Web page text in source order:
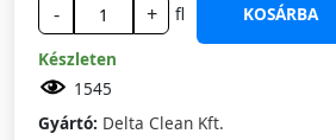
- + fl
KOSÁRBA
Készleten
1545
Gyártó: Delta Clean Kft.